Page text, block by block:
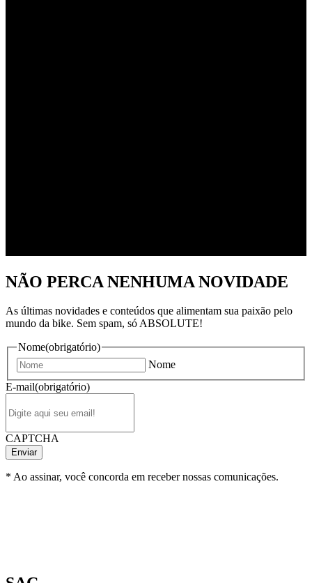
NÃO PERCA NENHUMA NOVIDADE
As últimas novidades e conteúdos que alimentam sua paixão pelo
mundo da bike. Sem spam, só ABSOLUTE!
Nome(obrigatório)
Nome
E-mail(obrigatório)
CAPTCHA
* Ao assinar, você concorda em receber nossas comunicações.